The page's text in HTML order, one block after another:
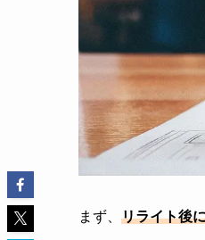
まず、 リライト後